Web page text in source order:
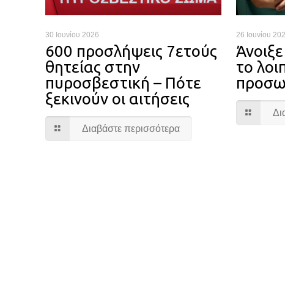
30 Ιουνίου 2026
600 προσλήψεις 7ετούς
θητείας στην
πυροσβεστική – Πότε
ξεκινούν οι αιτήσεις
Διαβάστε περισσότερα
26 Ιουνίου
το